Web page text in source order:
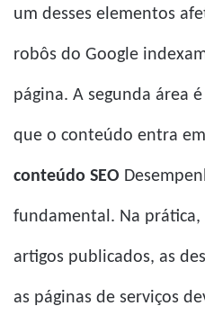
um desses elementos
robôs do Google
página. A segunda área
que o conteúdo entra
conteúdo SEO
fundamental. Na prática,
artigos publicados, as
as páginas de serviços